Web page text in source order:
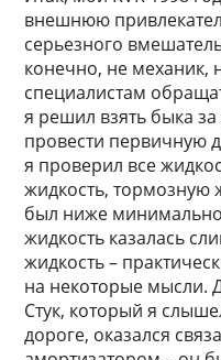
внешнюю
серьезного
конечно, не
специалистам
я решил взять быка
провести первичную
я проверил все
жидкость, тормозную
был ниже
жидкость казалась
жидкость –
на некоторые мысли.
Стук, который я
дороге, оказался